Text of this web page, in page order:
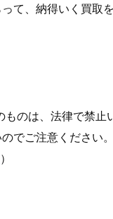
て、納得いく買取
のは、法律で禁止
でご注意ください
）